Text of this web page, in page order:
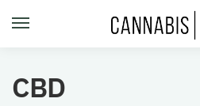
CBD